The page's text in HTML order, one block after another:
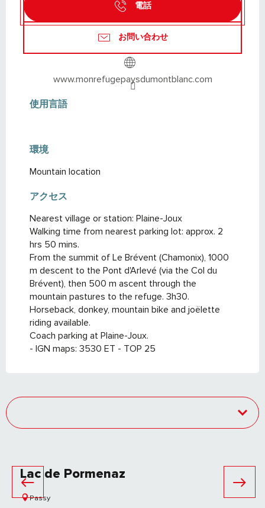
電話
お問い合わせ
www.monrefugepaysdumontblanc.com
使用言語
使用言語
環境
環境
Mountain location
アクセス
アクセス
Nearest village or station: Plaine-Joux
Walking time from nearest parking lot: approx. 2
hrs 50 mins.
From the summit of Le Brévent (Chamonix), 1000
m descent to the Pont d'Arlevé (via the Col du
Brévent), then 500 m ascent through the
mountain pastures to the refuge. 3h30.
Horseback, donkey, mountain bike and joëlette
riding available.
Coach parking at Plaine-Joux.
- IGN maps: 3530 ET - TOP 25
Lac de Pormenaz
Passy